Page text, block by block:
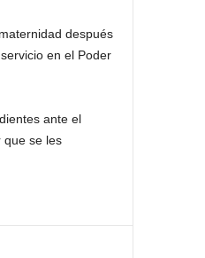
después
en el Poder
ante el
que se les